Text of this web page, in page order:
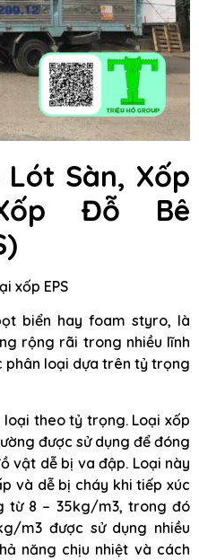
Sàn, Xốp
Đỗ Bê
xốp EPS
biển hay foam styro, là
rộng rãi trong nhiều lĩnh
phân loại dựa trên tỷ trọng
loại theo tỷ trọng. Loại xốp
được sử dụng để đóng
vật dễ bị va đập. Loại này
và dễ bị cháy khi tiếp xúc
từ 8 – 35kg/m3, trong đó
m3 được sử dụng nhiều
năng chịu nhiệt và cách